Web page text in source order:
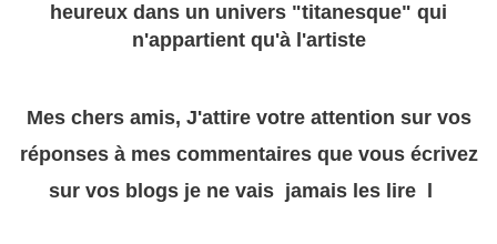
heureux dans un univers "titanesque" qui
n'appartient qu'à l'artiste
Mes chers amis, J'attire votre attention sur vos
réponses à mes commentaires que vous écrivez
sur vos blogs je ne vais jamais les lire l